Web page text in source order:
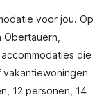
voor jou. Op
Obertauern,
die
12 personen, 14